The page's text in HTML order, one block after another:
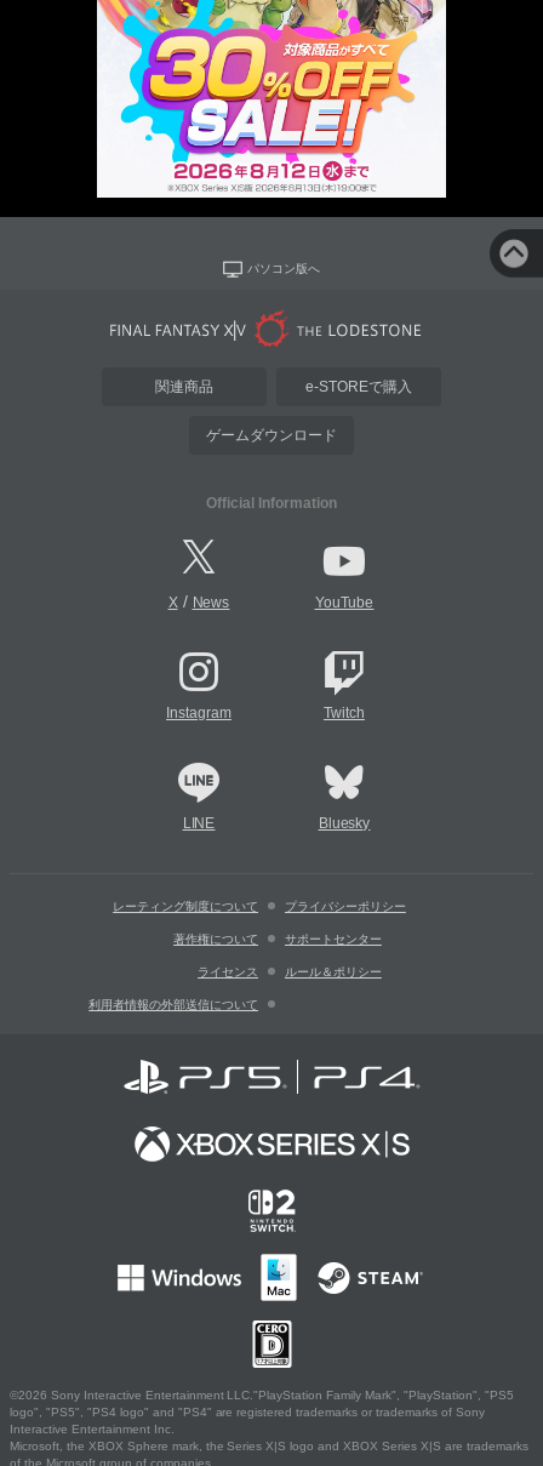
パソコン版へ
関連商品 e-STOREで購入
ゲームダウンロード
Official Information
X/ News YouTube
Instagram Twitch
LINE Bluesky
レーティング制度について プライバシーポリシー
著作権について サポートセンター
ライセンス ルール＆ポリシー
利用者情報の外部送信について
©2026 Sony Interactive Entertainment LLC."PlayStation Family Mark", "PlayStation", "PS5
logo", "PS5", "PS4 logo" and "PS4" are registered trademarks or trademarks of Sony
Interactive Entertainment Inc.
Microsoft, the XBOX Sphere mark, the Series X|S logo and XBOX Series X|S are trademarks
of the Microsoft group of companies.